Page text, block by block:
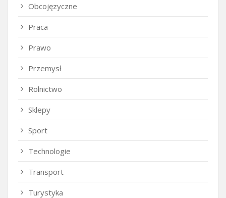
Obcojęzyczne
Praca
Prawo
Przemysł
Rolnictwo
Sklepy
Sport
Technologie
Transport
Turystyka